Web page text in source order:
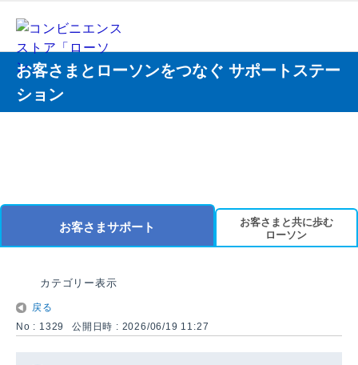
お客さまとローソンをつなぐ サポートステー
ション
お客さまサポート
お客さまと共に歩む
ローソン
カテゴリー表示
戻る
No : 1329
公開日時 : 2026/06/19 11:27